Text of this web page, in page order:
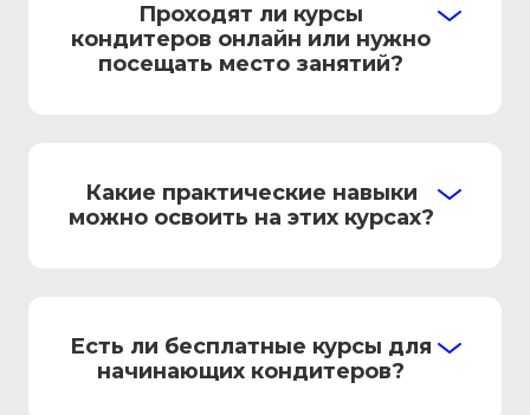
Проходят ли курсы
кондитеров онлайн или нужно
посещать место занятий?
Какие практические навыки
можно освоить на этих курсах?
Есть ли бесплатные курсы для
начинающих кондитеров?